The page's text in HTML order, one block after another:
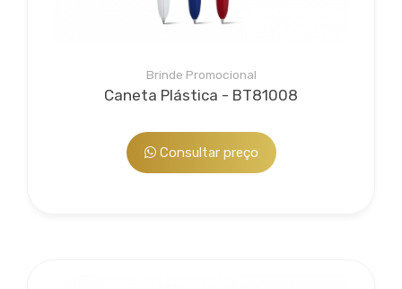
Brinde Promocional
Caneta Plástica - BT81008
Consultar preço